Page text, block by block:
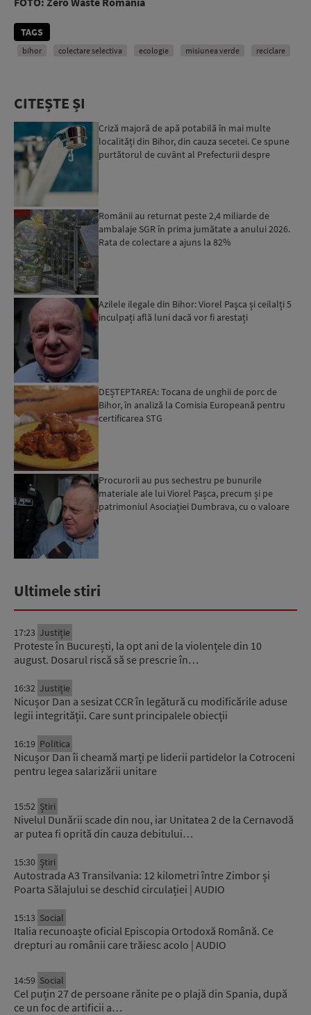
TAGS
bihor colectare selectiva ecologie misiunea verde reciclare
CITEȘTE ȘI
Criză majoră de apă potabilă în mai multe
localități din Bihor, din cauza secetei. Ce spune
purtătorul de cuvânt al Prefecturii despre
Românii au returnat peste 2,4 miliarde de
ambalaje SGR în prima jumătate a anului 2026.
Rata de colectare a ajuns la 82%
Azilele ilegale din Bihor: Viorel Paşca și ceilalți 5
inculpați află luni dacă vor fi arestați
DEȘTEPTAREA: Tocana de unghii de porc de
Bihor, în analiză la Comisia Europeană pentru
certificarea STG
Procurorii au pus sechestru pe bunurile
materiale ale lui Viorel Pașca, precum și pe
patrimoniul Asociației Dumbrava, cu o valoare
Ultimele stiri
17:23 Justiție
Proteste în București, la opt ani de la violențele din 10
august. Dosarul riscă să se prescrie în…
16:32 Justiție
Nicușor Dan a sesizat CCR în legătură cu modificările aduse
legii integrității. Care sunt principalele obiecții
16:19 Politica
Nicușor Dan îi cheamă marți pe liderii partidelor la Cotroceni
pentru legea salarizării unitare
15:52 Știri
Nivelul Dunării scade din nou, iar Unitatea 2 de la Cernavodă
ar putea fi oprită din cauza debitului…
15:30 Știri
Autostrada A3 Transilvania: 12 kilometri între Zimbor și
Poarta Sălajului se deschid circulației | AUDIO
15:13 Social
Italia recunoaște oficial Episcopia Ortodoxă Română. Ce
drepturi au românii care trăiesc acolo | AUDIO
14:59 Social
Cel puțin 27 de persoane rănite pe o plajă din Spania, după
ce un foc de artificii a…